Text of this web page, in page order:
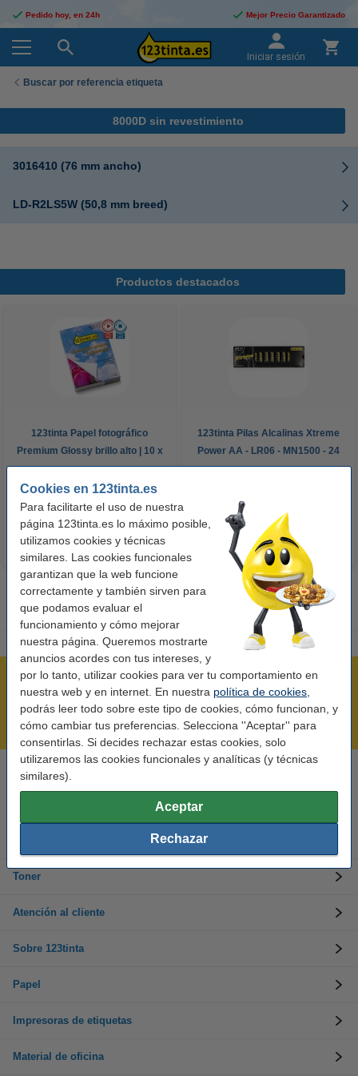
Cookies en 123tinta.es
Para facilitarte el uso de nuestra
página 123tinta.es lo máximo posible,
utilizamos cookies y técnicas
similares. Las cookies funcionales
garantizan que la web funcione
correctamente y también sirven para
que podamos evaluar el
funcionamiento y cómo mejorar
nuestra página. Queremos mostrarte
anuncios acordes con tus intereses, y
por lo tanto, utilizar cookies para ver tu comportamiento en
nuestra web y en internet. En nuestra política de cookies
podrás leer todo sobre este tipo de cookies, cómo funcionan, y
cómo cambiar tus preferencias. Selecciona ''Aceptar'' para
consentirlas. Si decides rechazar estas cookies, solo
utilizaremos las cookies funcionales y analíticas (y técnicas
similares).
Aceptar
Rechazar
Pedido hoy, en 24h Mejor Precio Garantizado
Iniciar sesión
Buscar por referencia etiqueta
8000D sin revestimiento
3016410 (76 mm ancho)
LD-R2LS5W (50,8 mm breed)
Productos destacados
123tinta Papel fotográfico
Premium Glossy brillo alto | 10 x
15 cm | 260g | 100 hojas
10,50 € Incl. 21% IVA
123tinta Pilas Alcalinas Xtreme
Power AA - LR06 - MN1500 - 24
unidades
Rápido y sencillo
¡Recibe en 24 horas!
Mejor Precio Garantizado
En días laborables de 09:00 a 20:00.
Toner
Atención al cliente
Sobre 123tinta
Papel
Impresoras de etiquetas
Material de oficina